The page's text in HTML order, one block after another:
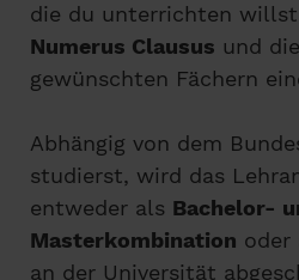
die du unterrichten
Numerus Clausus und
gewünschten Fächern
Abhängig von dem
studierst, wird das
entweder als Bachelor-
Masterkombination oder
an der Universität